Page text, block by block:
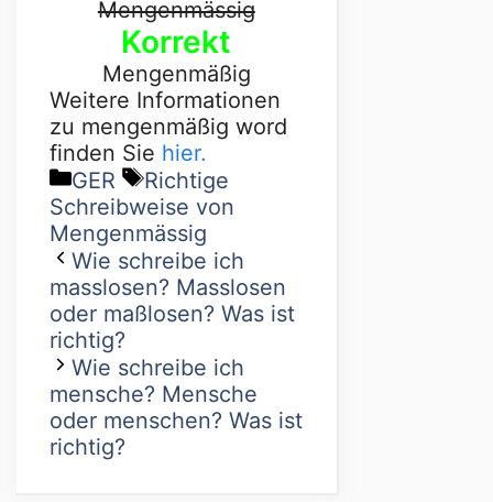
Mengenmässig
Korrekt
Mengenmäßig
Weitere Informationen
zu mengenmäßig word
finden Sie hier.
GER
Richtige
Schreibweise von
Mengenmässig
Wie schreibe ich
masslosen? Masslosen
oder maßlosen? Was ist
richtig?
Wie schreibe ich
mensche? Mensche
oder menschen? Was ist
richtig?